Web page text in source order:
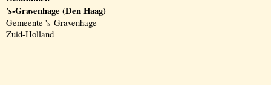
's-Gravenhage (Den Haag)
Gemeente 's-Gravenhage
Zuid-Holland